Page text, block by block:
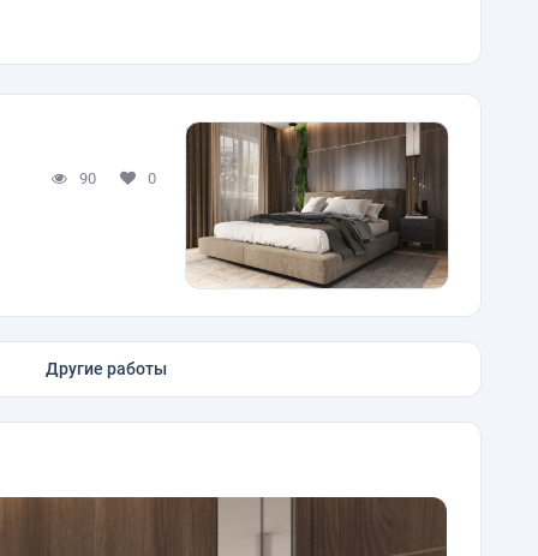
90 0
Другие работы